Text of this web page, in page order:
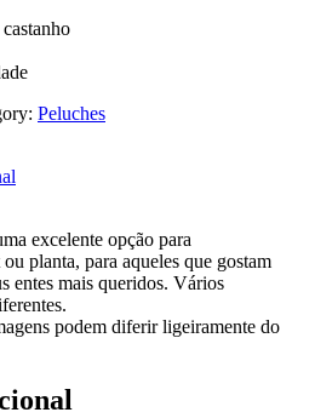
Peluches
excelente opção para
planta, para aqueles que gostam
entes mais queridos. Vários
podem diferir ligeiramente do